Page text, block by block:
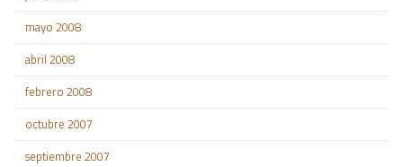
mayo 2008
abril 2008
febrero 2008
octubre 2007
septiembre 2007